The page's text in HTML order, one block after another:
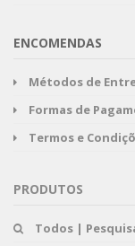
ENCOMENDAS
Métodos de
Formas de
Termos e
PRODUTOS
Todos |